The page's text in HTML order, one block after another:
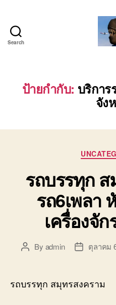
Search
ป้ายกำกับ: บริการ
จัง
รถบรรทุก
รถ6เพลา
เครื่องจั
PostBy admin
Postตุลาคม
รถบรรทุก สมุทรสงคราม